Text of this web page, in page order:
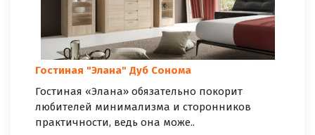
Гостиная "Элана" Дуб Сонома
Гостиная «Элана» обязательно покорит
любителей минимализма и сторонников
практичности, ведь она може..